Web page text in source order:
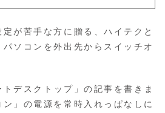
が苦手な方に贈る、ハイテクと
ソコンを外出先からスイッチオ
デスクトップ」の記事を書きま
」の電源を常時入れっぱなしに